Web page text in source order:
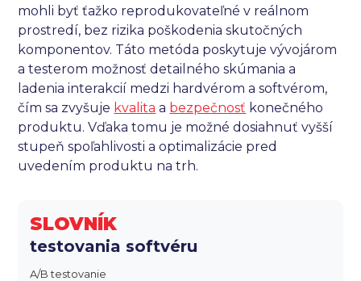
SLOVNÍK
testovania softvéru
A/B testovanie
mohli byť ťažko reprodukovateľné v reálnom
prostredí, bez rizika poškodenia skutočných
komponentov. Táto metóda poskytuje vývojárom
a testerom možnosť detailného skúmania a
ladenia interakcií medzi hardvérom a softvérom,
čím sa zvyšuje kvalita a bezpečnosť konečného
produktu. Vďaka tomu je možné dosiahnuť vyšší
stupeň spoľahlivosti a optimalizácie pred
uvedením produktu na trh.